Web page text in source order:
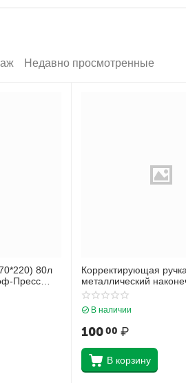
Недавно просмотренные
80л
Пресс
80-4472
Корректирующая
металлический
Krause Стандарт 55989
В наличии
10000 ₽
В корзину